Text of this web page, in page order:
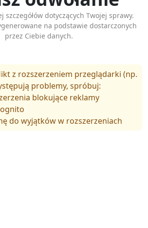
szczegółów dotyczących Twojej sprawy.
na podstawie dostarczonych
przez Ciebie danych.
z rozszerzeniem przeglądarki (np.
problemy, spróbuj:
blokujące reklamy
do wyjątków w rozszerzeniach